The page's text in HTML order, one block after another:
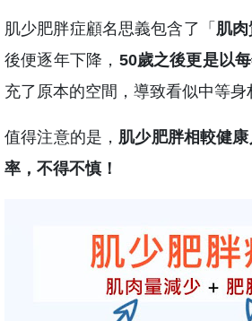
肌少肥胖症顧名思義包含了「 肌
後便逐年下降， 50歲之後更是以
充了原本的空間，導致看似中等
值得注意的是， 肌少肥胖相較健
率，不得不慎！